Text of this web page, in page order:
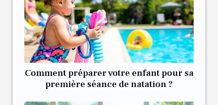
Comment préparer votre enfant pour sa
première séance de natation ?